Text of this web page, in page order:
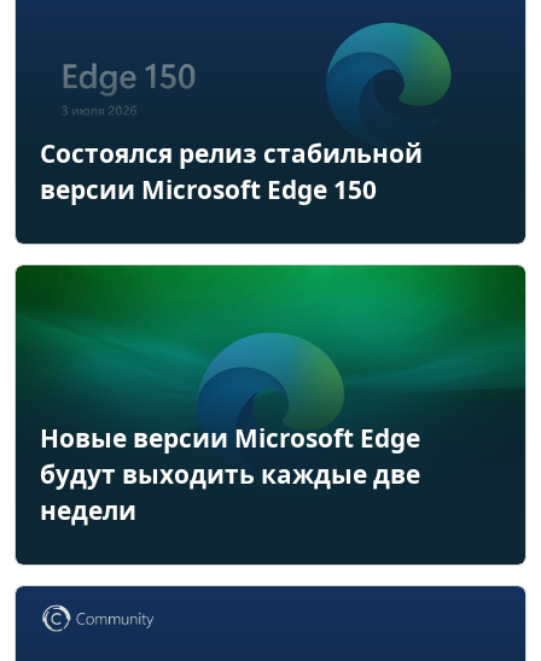
Состоялся релиз стабильной
версии Microsoft Edge 150
Новые версии Microsoft Edge
будут выходить каждые две
недели